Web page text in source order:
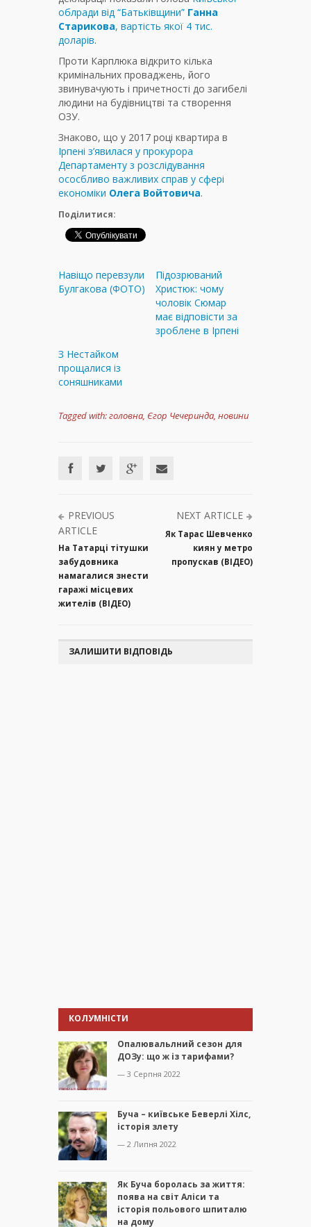
облради від “Батьківщини” Ганна
Старикова, вартість якої 4 тис.
доларів.
Проти Карплюка відкрито кілька
кримінальних проваджень, його
звинувачують і причетності до загибелі
людини на будівництві та створення
ОЗУ.
Знаково, що у 2017 році квартира в
Ірпені з’явилася у прокурора
Департаменту з розслідування
ососбливо важливих справ у сфері
економіки Олега Войтовича.
Поділитися:
Навіщо перевзули
Булгакова (ФОТО)
Підозрюваний
Христюк: чому
чоловік Сюмар
має відповісти за
зроблене в Ірпені
З Нестайком
прощалися із
соняшниками
Tagged with:головна, Єгор Чечеринда, новини
PREVIOUS
ARTICLE
На Татарці тітушки
забудовника
намагалися знести
гаражі місцевих
жителів (ВІДЕО)
NEXT ARTICLE
Як Тарас Шевченко
киян у метро
пропускав (ВІДЕО)
ЗАЛИШИТИ ВІДПОВІДЬ
КОЛУМНІСТИ
Опалювальлний сезон для
ДОЗу: що ж із тарифами?
— 3 Серпня 2022
Буча – київське Беверлі Хілс,
історія злету
— 2 Липня 2022
Як Буча боролась за життя:
поява на світ Аліси та
історія польового шпиталю
на дому